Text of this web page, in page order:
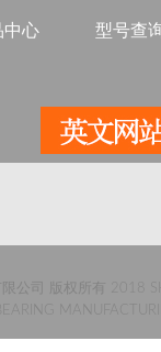
中心 型号查
公司 版权所有 2018